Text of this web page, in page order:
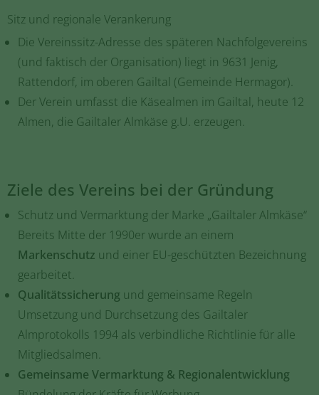
Sitz und regionale Verankerung
Die Vereinssitz-Adresse des späteren Nachfolgevereins
(und faktisch der Organisation) liegt in 9631 Jenig,
Rattendorf, im oberen Gailtal (Gemeinde Hermagor).
Der Verein umfasst die Käsealmen im Gailtal, heute 12
Almen, die Gailtaler Almkäse g.U. erzeugen.
Ziele des Vereins bei der Gründung
Schutz und Vermarktung der Marke „Gailtaler Almkäse“
Bereits Mitte der 1990er wurde an einem
Markenschutz und einer EU-geschützten Bezeichnung
gearbeitet.
Qualitätssicherung und gemeinsame Regeln
Umsetzung und Durchsetzung des Gailtaler
Almprotokolls 1994 als verbindliche Richtlinie für alle
Mitgliedsalmen.
Gemeinsame Vermarktung & Regionalentwicklung